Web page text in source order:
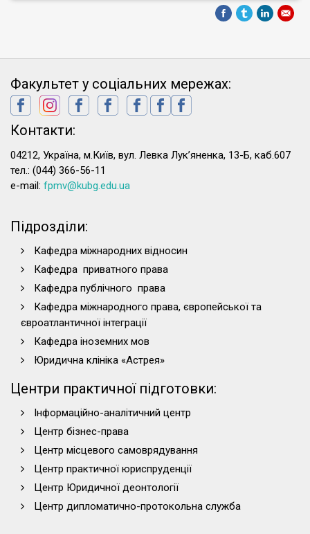
Факультет у соціальних мережах:
Контакти:
04212, Україна, м.Київ, вул. Левка Лук’яненка, 13-Б, каб.607
тел.: (044) 366-56-11
e-mail: fpmv@kubg.edu.ua
Підрозділи:
Кафедра міжнародних відносин
Кафедра приватного права
Кафедра публічного права
Кафедра міжнародного права, європейської та
євроатлантичної інтеграції
Кафедра іноземних мов
Юридична клініка «Астрея»
Центри практичної підготовки:
Інформаційно-аналітичний центр
Центр бізнес-права
Центр місцевого самоврядування
Центр практичної юриспруденції
Центр Юридичної деонтології
Центр дипломатично-протокольна служба